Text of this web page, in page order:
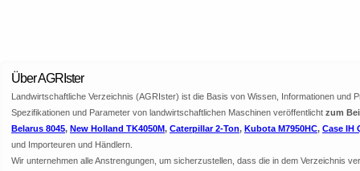
Über AGRIster
Landwirtschaftliche Verzeichnis (AGRIster) ist die Basis von Wissen, Informationen
Spezifikationen und Parameter von landwirtschaftlichen Maschinen veröffentlicht zum
Belarus 8045, New Holland TK4050M, Caterpillar 2-Ton, Kubota M7950HC, Case IH
und Importeuren und Händlern.
Wir unternehmen alle Anstrengungen, um sicherzustellen, dass die in dem Verzeichnis